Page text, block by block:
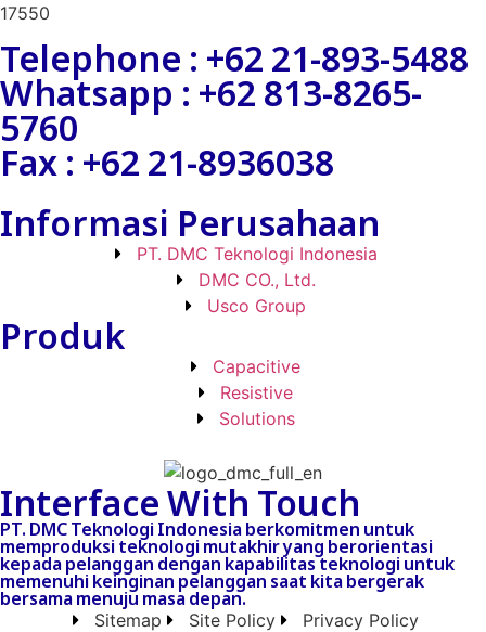
17550
Telephone : +62 21-893-5488
Whatsapp : +62 813-8265-
5760
Fax : +62 21-8936038
Informasi Perusahaan
PT. DMC Teknologi Indonesia
DMC CO., Ltd.
Usco Group
Produk
Capacitive
Resistive
Solutions
Interface With Touch
PT. DMC Teknologi Indonesia berkomitmen untuk
memproduksi teknologi mutakhir yang berorientasi
kepada pelanggan dengan kapabilitas teknologi untuk
memenuhi keinginan pelanggan saat kita bergerak
bersama menuju masa depan.
Sitemap Site Policy Privacy Policy